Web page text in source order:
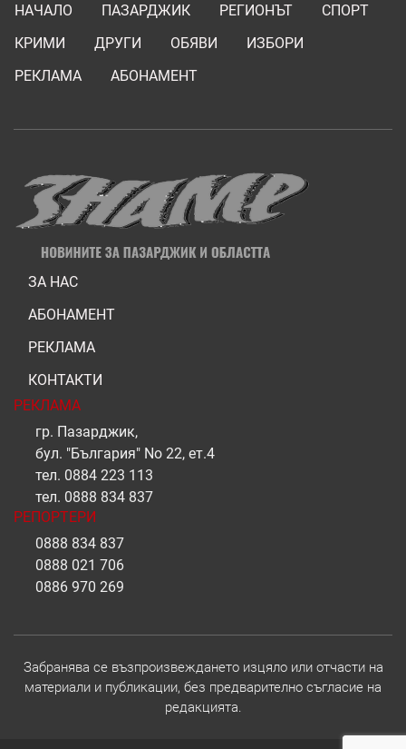
НАЧАЛО ПАЗАРДЖИК РЕГИОНЪТ
СПОРТ
КРИМИ
ДРУГИ ОБЯВИ
ИЗБОРИ
РЕКЛАМА
АБОНАМЕНТ
ЗА НАС
АБОНАМЕНТ
РЕКЛАМА
КОНТАКТИ
РЕКЛАМА
гр. Пазарджик,
бул. "България" No 22, ет.4
тел. 0884 223 113
тел. 0888 834 837
РЕПОРТЕРИ
0888 834 837
0888 021 706
0886 970 269
Забранява се възпроизвеждането изцяло или отчасти на
материали и публикации, без предварително съгласие на
редакцията.